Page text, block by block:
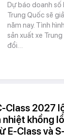
Dự báo doanh số
Trung Quốc sẽ
năm nay. Tình
sản xuất xe
đổi…
Class 2027
khổng
E-Class và